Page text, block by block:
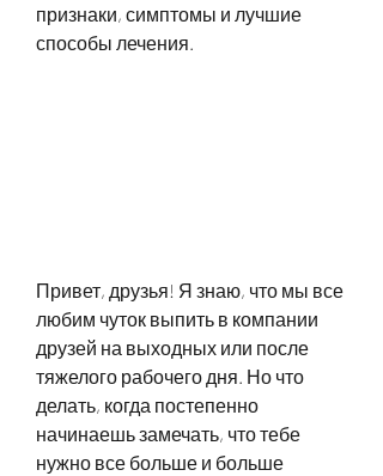
признаки, симптомы и лучшие
способы лечения.
Привет, друзья! Я знаю, что мы все
любим чуток выпить в компании
друзей на выходных или после
тяжелого рабочего дня. Но что
делать, когда постепенно
начинаешь замечать, что тебе
нужно все больше и больше